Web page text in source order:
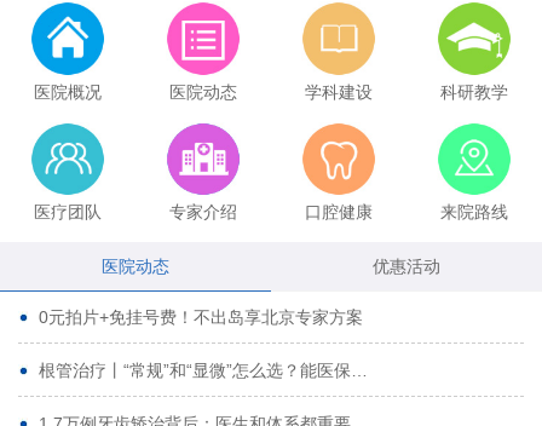
医院概况 医院动态 学科建设 科研教学
医疗团队 专家介绍 口腔健康 来院路线
医院动态 优惠活动
0元拍片+免挂号费！不出岛享北京专家方案
根管治疗丨“常规”和“显微”怎么选？能医保…